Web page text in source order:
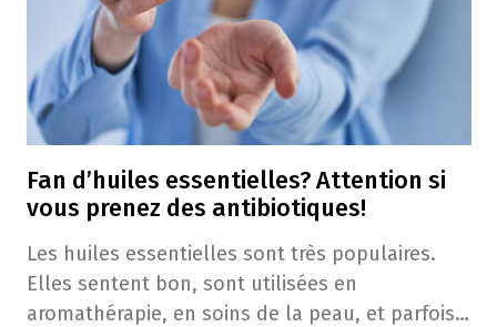
Fan d’huiles essentielles? Attention si
vous prenez des antibiotiques!
Les huiles essentielles sont très populaires.
Elles sentent bon, sont utilisées en
aromathérapie, en soins de la peau, et parfois